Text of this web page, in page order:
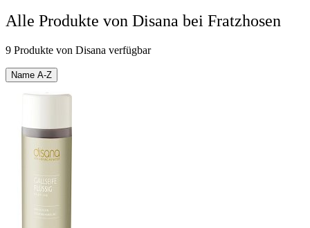
Alle Produkte von Disana bei Fratzhosen
9 Produkte von Disana verfügbar
Name A-Z